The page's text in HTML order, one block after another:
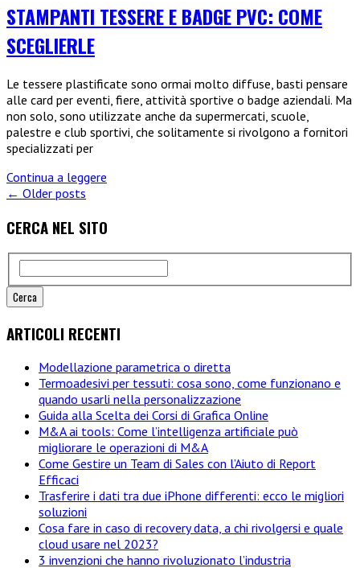
e
storia
STAMPANTI TESSERE E BADGE PVC: COME
SCEGLIERLE
Le tessere plastificate sono ormai molto diffuse, basti pensare
alle card per eventi, fiere, attività sportive o badge aziendali. Ma
non solo, sono utilizzate anche da supermercati, scuole,
palestre e club sportivi, che solitamente si rivolgono a fornitori
specializzati per
Continua a leggere
badge
come
sceglierle
← Older posts
CERCA NEL SITO
ARTICOLI RECENTI
Modellazione parametrica o diretta
Termoadesivi per tessuti: cosa sono, come funzionano e
quando usarli nella personalizzazione
Guida alla Scelta dei Corsi di Grafica Online
M&A ai tools: Come l’intelligenza artificiale può
migliorare le operazioni di M&A
Come Gestire un Team di Sales con l’Aiuto di Report
Efficaci
Trasferire i dati tra due iPhone differenti: ecco le migliori
soluzioni
Cosa fare in caso di recovery data, a chi rivolgersi e quale
cloud usare nel 2023?
3 invenzioni che hanno rivoluzionato l’industria